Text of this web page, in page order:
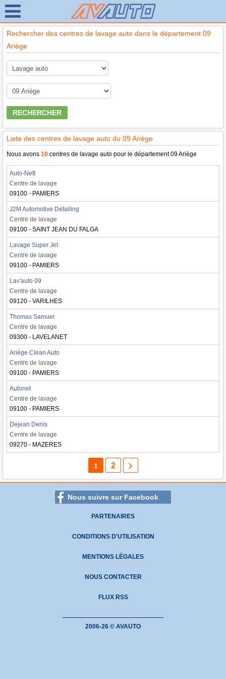
Rechercher des centres de lavage auto dans le département 09
Ariège
RECHERCHER
Liste des centres de lavage auto du 09 Ariège
Nous avons 10 centres de lavage auto pour le département 09 Ariège
Auto-Nett
Centre de lavage
09100 - PAMIERS
J2M Automotive Detailing
Centre de lavage
09100 - SAINT JEAN DU FALGA
Lavage Super Jet
Centre de lavage
09100 - PAMIERS
Lav'auto 09
Centre de lavage
09120 - VARILHES
Thomas Samuel
Centre de lavage
09300 - LAVELANET
Ariège Clean Auto
Centre de lavage
09100 - PAMIERS
Autonet
Centre de lavage
09100 - PAMIERS
Dejean Denis
Centre de lavage
09270 - MAZERES
1 2
Nous suivre sur Facebook
PARTENAIRES
CONDITIONS D'UTILISATION
MENTIONS LÉGALES
NOUS CONTACTER
FLUX RSS
2006-26 © AVAUTO